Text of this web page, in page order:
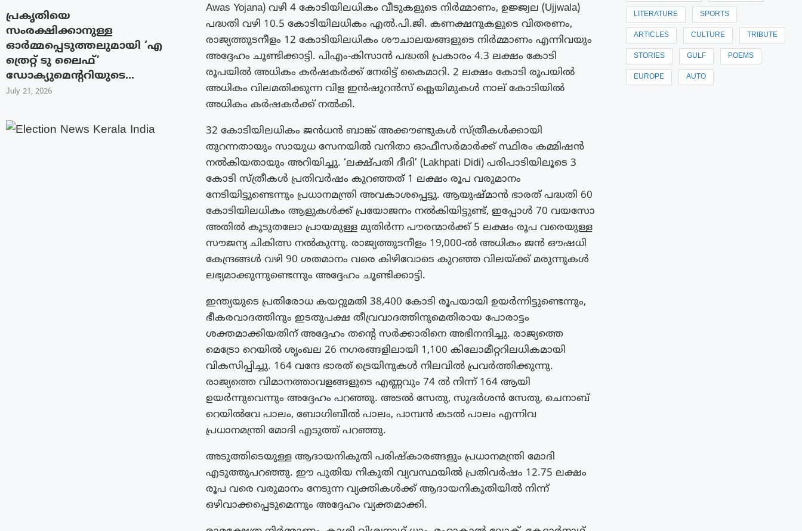
Awas Yojana) വഴി 4 കോടിയിലധികം വീടുകളുടെ നിർമ്മാണം, ഉജ്ജ്വല (Ujjwala)
പദ്ധതി വഴി 10.5 കോടിയിലധികം എൽ.പി.ജി. കണക്ഷനുകളുടെ വിതരണം,
രാജ്യത്തുടനീളം 12 കോടിയിലധികം ശൗചാലയങ്ങളുടെ നിർമ്മാണം എന്നിവയും
അദ്ദേഹം ചൂണ്ടിക്കാട്ടി. പിഎം-കിസാൻ പദ്ധതി പ്രകാരം 4.3 ലക്ഷം കോടി
രൂപയിൽ അധികം കർഷകർക്ക് നേരിട്ട് കൈമാറി. 2 ലക്ഷം കോടി രൂപയിൽ
അധികം വിലമതിക്കുന്ന വിള ഇൻഷുറൻസ് ക്ലെയിമുകൾ നാല് കോടിയിൽ
അധികം കർഷകർക്ക് നൽകി.
32 കോടിയിലധികം ജൻധൻ ബാങ്ക് അക്കൗണ്ടുകൾ സ്ത്രീകൾക്കായി
തുറന്നതായും സായുധ സേനയിൽ വനിതാ ഓഫീസർമാർക്ക് സ്ഥിരം കമ്മിഷൻ
നൽകിയതായും അറിയിച്ചു. ‘ലക്ഷ്‌പതി ദീദി’ (Lakhpati Didi) പരിപാടിയിലൂടെ 3
കോടി സ്ത്രീകൾ പ്രതിവർഷം കുറഞ്ഞത് 1 ലക്ഷം രൂപ വരുമാനം
നേടിയിട്ടുണ്ടെന്നും പ്രധാനമന്ത്രി അവകാശപ്പെട്ടു. ആയുഷ്‌മാൻ ഭാരത് പദ്ധതി 60
കോടിയിലധികം ആളുകൾക്ക് പ്രയോജനം നൽകിയിട്ടുണ്ട്, ഇപ്പോൾ 70 വയസോ
അതിൽ കൂടുതലോ പ്രായമുള്ള മുതിർന്ന പൗരന്മാർക്ക് 5 ലക്ഷം രൂപ വരെയുള്ള
സൗജന്യ ചികിത്സ നൽകുന്നു. രാജ്യത്തുടനീളം 19,000-ൽ അധികം ജൻ ഔഷധി
കേന്ദ്രങ്ങൾ വഴി 90 ശതമാനം വരെ കിഴിവോടെ കുറഞ്ഞ വിലയ്ക്ക് മരുന്നുകൾ
ലഭ്യമാക്കുന്നുണ്ടെന്നും അദ്ദേഹം ചൂണ്ടിക്കാട്ടി.
ഇന്ത്യയുടെ പ്രതിരോധ കയറ്റുമതി 38,400 കോടി രൂപയായി ഉയർന്നിട്ടുണ്ടെന്നും,
ഭീകരവാദത്തിനും ഇടതുപക്ഷ തീവ്രവാദത്തിനുമെതിരായ പോരാട്ടം
ശക്തമാക്കിയതിന് അദ്ദേഹം തന്റെ സർക്കാരിനെ അഭിനന്ദിച്ചു. രാജ്യത്തെ
മെട്രോ റെയിൽ ശൃംഖല 26 നഗരങ്ങളിലായി 1,100 കിലോമീറ്ററിലധികമായി
വികസിപ്പിച്ചു. 164 വന്ദേ ഭാരത് ട്രെയിനുകൾ നിലവിൽ പ്രവർത്തിക്കുന്നു.
രാജ്യത്തെ വിമാനത്താവളങ്ങളുടെ എണ്ണവും 74 ൽ നിന്ന് 164 ആയി
ഉയർന്നുവെന്നും അദ്ദേഹം പറഞ്ഞു. അടൽ സേതു, സുദർശൻ സേതു, ചെനാബ്
റെയിൽവേ പാലം, ബോഗിബീൽ പാലം, പാമ്പൻ കടൽ പാലം എന്നിവ
പ്രധാനമന്ത്രി മോദി എടുത്ത് പറഞ്ഞു.
അടുത്തിടെയുള്ള ആദായനികുതി പരിഷ്‌കാരങ്ങളും പ്രധാനമന്ത്രി മോദി
എടുത്തുപറഞ്ഞു. ഈ പുതിയ നികുതി വ്യവസ്ഥയിൽ പ്രതിവർഷം 12.75 ലക്ഷം
രൂപ വരെ വരുമാനം നേടുന്ന വ്യക്തികൾക്ക് ആദായനികുതിയിൽ നിന്ന്
ഒഴിവാക്കപ്പെടുമെന്നും അദ്ദേഹം വ്യക്തമാക്കി.
LITERATURE SPORTS
ARTICLES CULTURE TRIBUTE
STORIES GULF POEMS
EUROPE AUTO
പ്രകൃതിയെ
സംരക്ഷിക്കാനുള്ള
ഓർമ്മപ്പെടുത്തലുമായി ‘എ
ത്രെറ്റ് ടു ലൈഫ്’
ഡോക്യുമെന്ററിയുടെ...
July 21, 2026